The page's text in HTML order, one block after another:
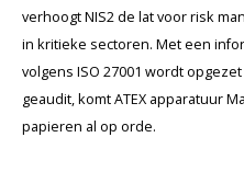
verhoogt NIS2 de lat voor risk
in kritieke sectoren. Met een
volgens ISO 27001 wordt
geaudit, komt ATEX apparatuur
papieren al op orde.